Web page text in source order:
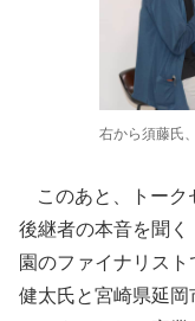
右から須藤氏
このあと、トーク
後継者の本音を聞
園のファイナリス
健太氏と宮崎県延